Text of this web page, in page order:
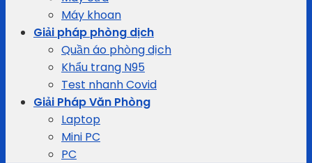
Máy khoan
Giải pháp phòng dịch
Quần áo phòng dịch
Khẩu trang N95
Test nhanh Covid
Giải Pháp Văn Phòng
Laptop
Mini PC
PC